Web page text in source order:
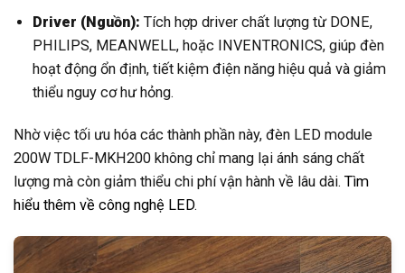
Driver (Nguồn): Tích hợp driver chất lượng từ DONE,
PHILIPS, MEANWELL, hoặc INVENTRONICS, giúp đèn
hoạt động ổn định, tiết kiệm điện năng hiệu quả và giảm
thiểu nguy cơ hư hỏng.
Nhờ việc tối ưu hóa các thành phần này, đèn LED module
200W TDLF-MKH200 không chỉ mang lại ánh sáng chất
lượng mà còn giảm thiểu chi phí vận hành về lâu dài. Tìm
hiểu thêm về công nghệ LED.